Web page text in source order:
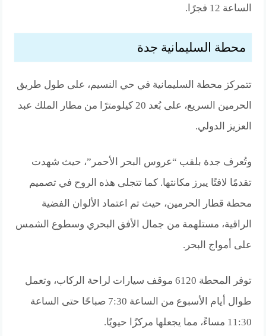
الساعة 12 فجرًا.
محطة السليمانية جدة
تتمركز محطة السليمانية في حي النسيم، على طول طريق
الحرمين السريع، على بُعد 20 كيلومترًا من مطار الملك عبد
العزيز الدولي.
وتُعرف جدة بلقب “عروس البحر الأحمر”، حيث شهدت
تقدمًا لافتًا يبرز مكانتها. كما تتجلى هذه الروح في تصميم
محطة قطار الحرمين، حيث تم اعتماد الألوان الفضية
الراقية، مستلهمة من جمال الأفق البحري وسطوع الشمس
على أمواج البحر.
توفر المحطة 6120 موقف سيارات لراحة الركاب، وتعمل
طوال أيام الأسبوع من الساعة 7:30 صباحًا حتى الساعة
11:30 مساءً، مما يجعلها مركزًا حيويًا.